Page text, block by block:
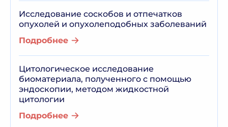
Исследование соскобов и отпечатков
опухолей и опухолеподобных заболеваний
Подробнее
Цитологическое исследование
биоматериала, полученного с помощью
эндоскопии, методом жидкостной
цитологии
Подробнее